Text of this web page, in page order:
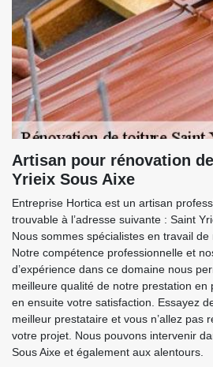
Artisan pour rénovation
Yrieix Sous Aixe
Entreprise Hortica est un artisan
trouvable à l’adresse suivante : Saint
Nous sommes spécialistes en travail de
Notre compétence professionnelle et
d’expérience dans ce domaine nous
meilleure qualité de notre prestation en
en ensuite votre satisfaction. Essayez
meilleur prestataire et vous n’allez pas
votre projet. Nous pouvons intervenir
Sous Aixe et également aux alentours.